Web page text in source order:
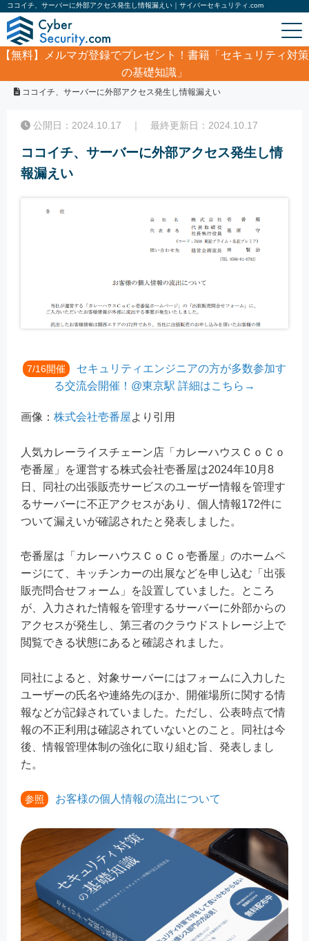
ココイチ、サーバーに外部アクセス発生し情報漏えい｜サイバーセキュリティ.com
【無料】
メルマガ登録でプレゼント！書籍「セキュリティ対策
の基礎知識」
サイバーセキュリティ・情報漏洩ニュース
ココイチ、サーバーに外部アクセス発生し情報漏えい
公開日：2024.10.17 ｜ 最終更新日：2024.10.17
ココイチ、サーバーに外部アクセス発生し情
報漏えい
7/16開催
セキュリティエンジニアの方が多数参加す
る交流会開催！@東京駅 詳細はこちら→
画像： 株式会社壱番屋より引用
人気カレーライスチェーン店「カレーハウスＣｏＣｏ
壱番屋」を運営する株式会社壱番屋は2024年10月8
日、同社の出張販売サービスのユーザー情報を管理す
るサーバーに不正アクセスがあり、個人情報172件に
ついて漏えいが確認されたと発表しました。
壱番屋は「カレーハウスＣｏＣｏ壱番屋」のホームペ
ージにて、キッチンカーの出展などを申し込む「出張
販売問合せフォーム」を設置していました。ところ
が、入力された情報を管理するサーバーに外部からの
アクセスが発生し、第三者のクラウドストレージ上で
閲覧できる状態にあると確認されました。
同社によると、対象サーバーにはフォームに入力した
ユーザーの氏名や連絡先のほか、開催場所に関する情
報などが記録されていました。ただし、公表時点で情
報の不正利用は確認されていないとのこと。同社は今
後、情報管理体制の強化に取り組む旨、発表しまし
た。
参照 お客様の個人情報の流出について